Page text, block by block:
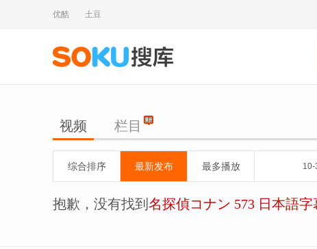
优酷 土豆
视频 栏目
综合排序 最新发布 最多播放 10-
抱歉，没有找到 名探偵コナン 573 日本語字